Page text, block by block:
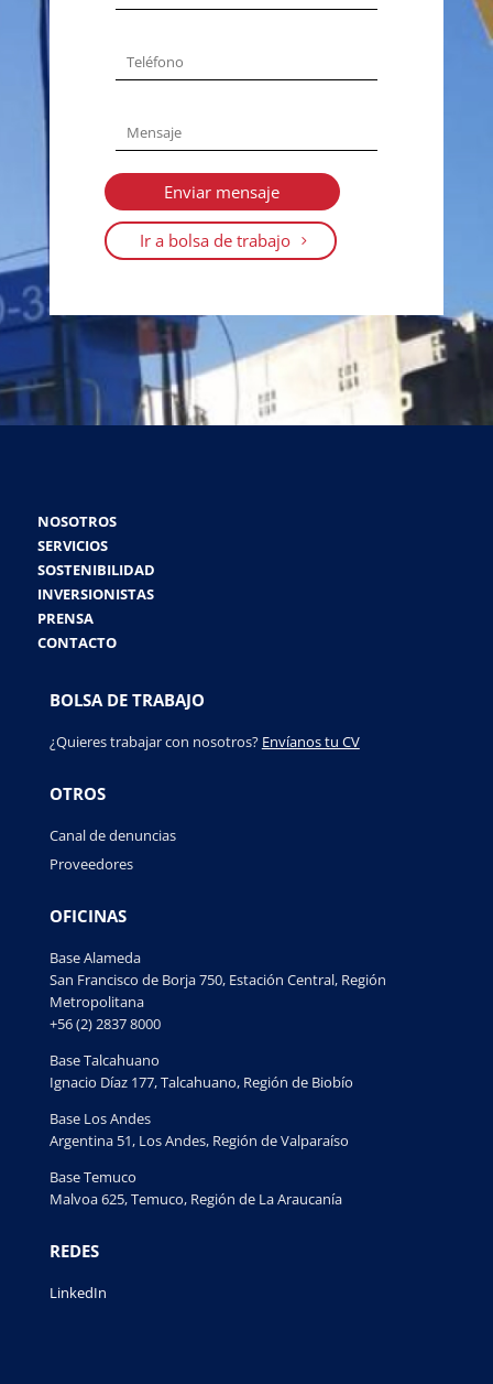
Ir a bolsa de trabajo
NOSOTROS
SERVICIOS
SOSTENIBILIDAD
INVERSIONISTAS
PRENSA
CONTACTO
BOLSA DE TRABAJO
¿Quieres trabajar con nosotros? Envíanos tu CV
OTROS
Canal de denuncias
Proveedores
OFICINAS
Base Alameda
San Francisco de Borja 750, Estación Central, Región
Metropolitana
+56 (2) 2837 8000
Base Talcahuano
Ignacio Díaz 177, Talcahuano, Región de Biobío
Base Los Andes
Argentina 51, Los Andes, Región de Valparaíso
Base Temuco
Malvoa 625, Temuco, Región de La Araucanía
REDES
LinkedIn